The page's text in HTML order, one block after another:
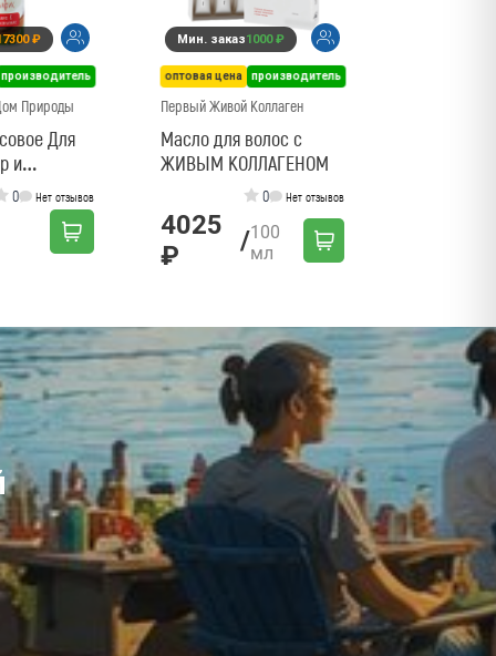
₽
производитель
Природы
Для
и
и
0 Нет отзывов
Мин. заказ1000 ₽
оптовая цена производитель
Первый Живой Коллаген
Масло для волос с
ЖИВЫМ КОЛЛАГЕНОМ
0 Нет отзывов
4025
₽
/100
мл